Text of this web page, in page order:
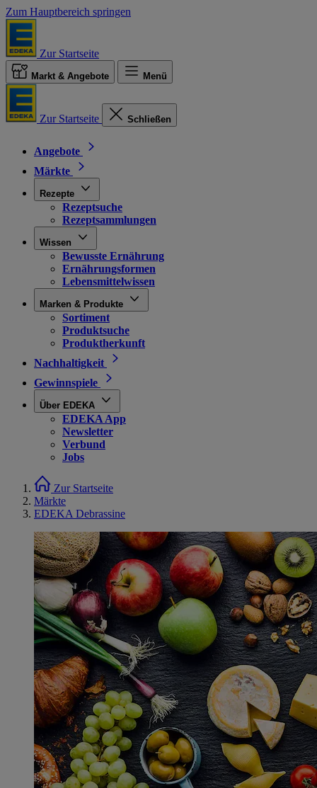
Zum Hauptbereich springen
Zur Startseite
Markt & Angebote Menü
Zur Startseite Schließen
Angebote
Märkte
Rezepte
Rezeptsuche
Rezeptsammlungen
Wissen
Bewusste Ernährung
Ernährungsformen
Lebensmittelwissen
Marken & Produkte
Sortiment
Produktsuche
Produktherkunft
Nachhaltigkeit
Gewinnspiele
Über EDEKA
EDEKA App
Newsletter
Verbund
Jobs
Zur Startseite
Märkte
EDEKA Debrassine